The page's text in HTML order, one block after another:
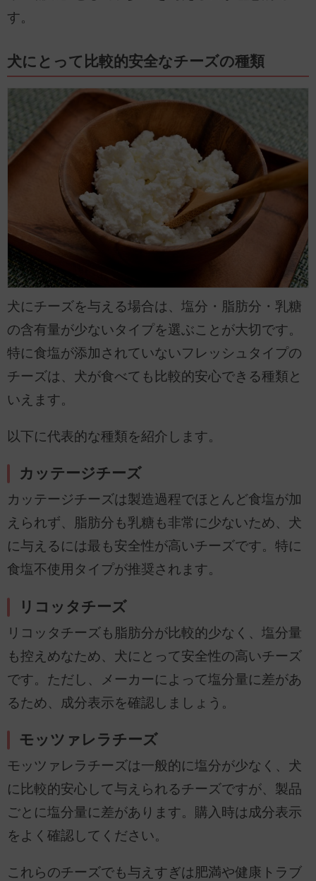
す。
犬にとって比較的安全なチーズの種類
犬にチーズを与える場合は、塩分・脂肪分・乳糖
の含有量が少ないタイプを選ぶことが大切です。
特に食塩が添加されていないフレッシュタイプの
チーズは、犬が食べても比較的安心できる種類と
いえます。
以下に代表的な種類を紹介します。
カッテージチーズ
カッテージチーズは製造過程でほとんど食塩が加
えられず、脂肪分も乳糖も非常に少ないため、犬
に与えるには最も安全性が高いチーズです。特に
食塩不使用タイプが推奨されます。
リコッタチーズ
リコッタチーズも脂肪分が比較的少なく、塩分量
も控えめなため、犬にとって安全性の高いチーズ
です。ただし、メーカーによって塩分量に差があ
るため、成分表示を確認しましょう。
モッツァレラチーズ
モッツァレラチーズは一般的に塩分が少なく、犬
に比較的安心して与えられるチーズですが、製品
ごとに塩分量に差があります。購入時は成分表示
をよく確認してください。
これらのチーズでも与えすぎは肥満や健康トラブ